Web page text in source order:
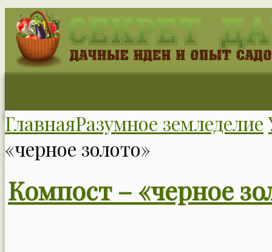
ГлавнаяРазумное земледелие
«черное золото»
Компост – «черное